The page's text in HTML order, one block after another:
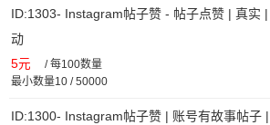
ID:1303- Instagram帖子赞 - 帖子点赞 | 真实
动
5元 /每100数量
最小数量10 / 50000
ID:1300- Instagram帖子赞 | 账号有故事帖子